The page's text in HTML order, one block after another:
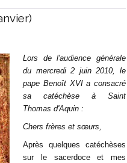
Lors de l'audience générale
du mercredi 2 juin 2010, le
pape Benoît XVI a consacré
sa catéchèse à Saint
Thomas d'Aquin :
Chers frères et sœurs,
Après quelques catéchèses
sur le sacerdoce et mes